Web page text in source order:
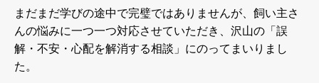
まだまだ学びの途中で完璧ではありませんが、飼い主さ
んの悩みに一つ一つ対応させていただき、沢山の「誤
解・不安・心配を解消する相談」にのってまいりまし
た。